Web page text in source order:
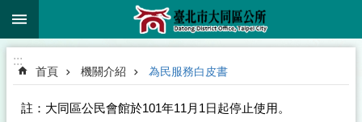
跳到主要內容區塊
:::
首頁 機關介紹 為民服務白皮書
註：大同區公民會館於101年11月1日起停止使用。